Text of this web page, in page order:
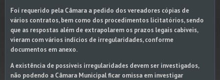
Foí requerido pela Câmara a pedido dos vereadores cópias de
vários contratos, bem como dos procedimentos licitatórios, sendo
que as respostas além de extrapolarem os prazos legais cabíveis,
vieram com vários indícios de irregularidades, conforme
documentos em anexo.
A existência de possíveis irregularidades devem ser investigados,
não podendo a Câmara Municipal ficar omissa em investigar